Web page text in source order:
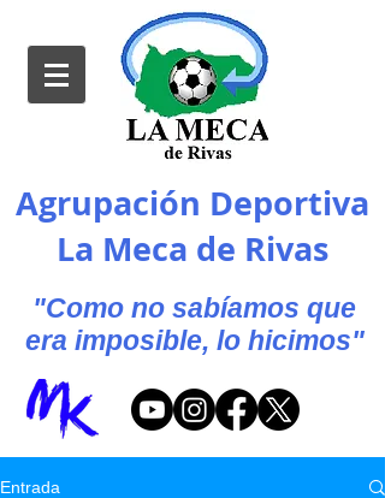
Agrupación Deportiva
La Meca de Rivas
"Como no sabíamos que
era imposible, lo hicimos"
Entrada